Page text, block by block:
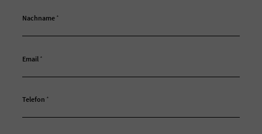
Nachname *
Email *
Telefon *